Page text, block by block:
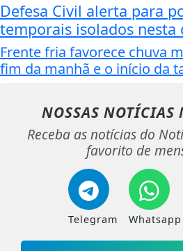
Defesa Civil alerta para
temporais isolados nesta
Frente fria favorece chuva
fim da manhã e o início da
NOSSAS NOTÍCIAS
Receba as notícias do
favorito de
Telegram Whatsapp